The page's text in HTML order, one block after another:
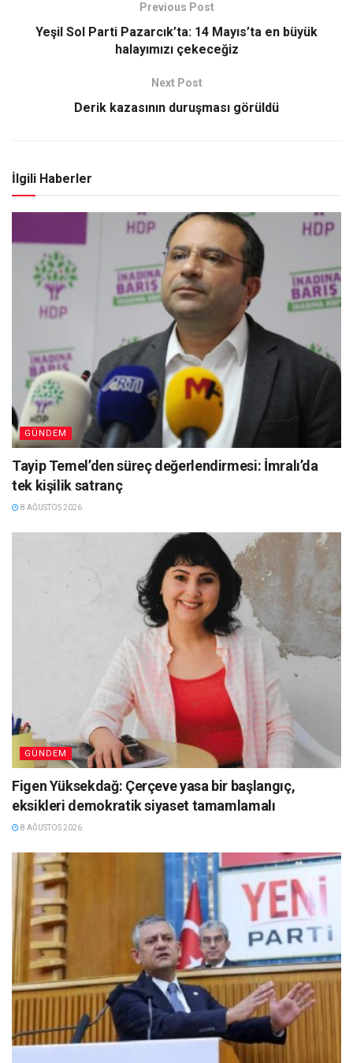
Previous Post
Yeşil Sol Parti Pazarcık’ta: 14 Mayıs’ta en büyük
halayımızı çekeceğiz
Next Post
Derik kazasının duruşması görüldü
İlgili Haberler
GÜNDEM
Tayip Temel’den süreç değerlendirmesi: İmralı’da
tek kişilik satranç
8 AĞUSTOS 2026
GÜNDEM
Figen Yüksekdağ: Çerçeve yasa bir başlangıç,
eksikleri demokratik siyaset tamamlamalı
8 AĞUSTOS 2026